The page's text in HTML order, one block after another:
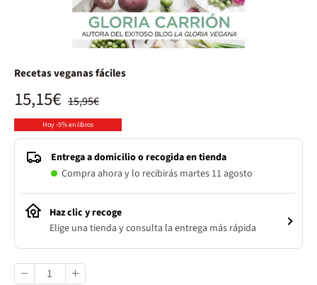
Recetas veganas fáciles
15,95€
15,15€
Hoy -5% en libros
Entrega a domicilio o recogida en tienda
Compra ahora y lo recibirás martes 11 agosto
Haz clic y recoge
Elige una tienda y consulta la entrega más rápida